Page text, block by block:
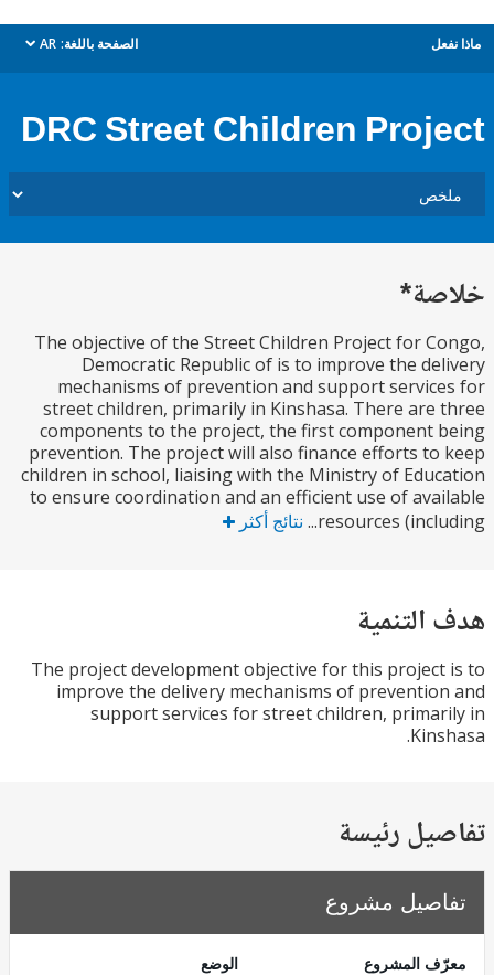
الصفحة باللغة: AR
dropdown
DRC Street Children
The objective of the Street Children Project for
Democratic Republic of is to improve the
mechanisms of prevention and support
street children, primarily in Kinshasa. There
components to the project, the first component
prevention. The project will also finance efforts
children in school, liaising with the Ministry of
to ensure coordination and an efficient use of
resources نتائج أكثر
The project development objective for this
improve the delivery mechanisms of
support services for street children,
رئيسة
مشروع
المشروع